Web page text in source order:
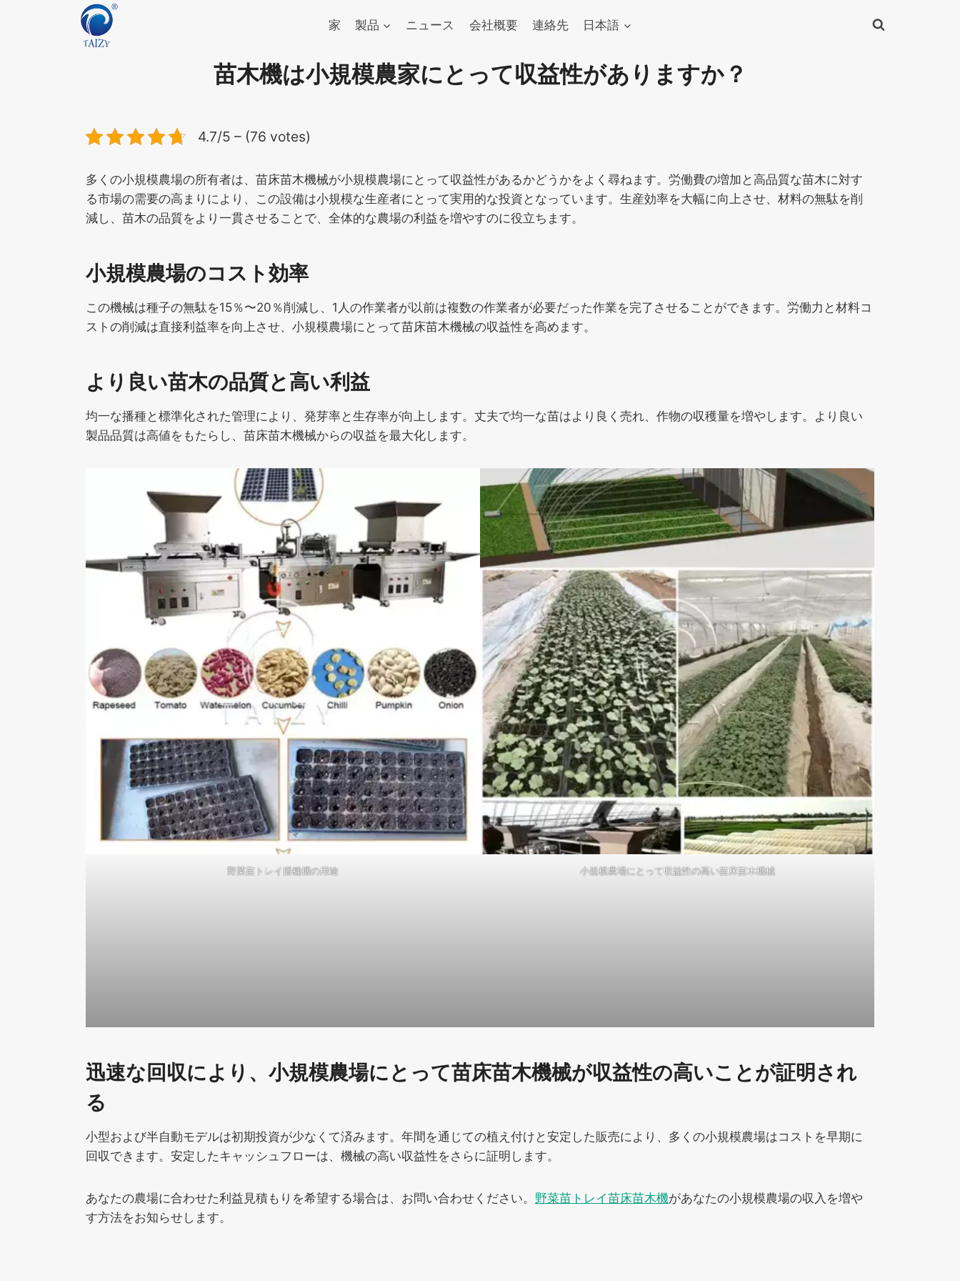
家 製品 ニュース 会社概要 連絡先 日本語
苗木機は小規模農家にとって収益性がありますか？
4.7/5 – (76 votes)
多くの小規模農場の所有者は、苗床苗木機械が小規模農場にとって収益性があるかどうかをよく尋ねます。労働費の増加と高品質な苗木に対す
る市場の需要の高まりにより、この設備は小規模な生産者にとって実用的な投資となっています。生産効率を大幅に向上させ、材料の無駄を削
減し、苗木の品質をより一貫させることで、全体的な農場の利益を増やすのに役立ちます。
小規模農場のコスト効率
この機械は種子の無駄を15％〜20％削減し、1人の作業者が以前は複数の作業者が必要だった作業を完了させることができます。労働力と材料コ
ストの削減は直接利益率を向上させ、小規模農場にとって苗床苗木機械の収益性を高めます。
より良い苗木の品質と高い利益
均一な播種と標準化された管理により、発芽率と生存率が向上します。丈夫で均一な苗はより良く売れ、作物の収穫量を増やします。より良い
製品品質は高値をもたらし、苗床苗木機械からの収益を最大化します。
野菜苗トレイ播種機の用途 小規模農場にとって収益性の高い苗床苗木機械
迅速な回収により、小規模農場にとって苗床苗木機械が収益性の高いことが証明され
る
小型および半自動モデルは初期投資が少なくて済みます。年間を通じての植え付けと安定した販売により、多くの小規模農場はコストを早期に
回収できます。安定したキャッシュフローは、機械の高い収益性をさらに証明します。
あなたの農場に合わせた利益見積もりを希望する場合は、お問い合わせください。 野菜苗トレイ苗床苗木機があなたの小規模農場の収入を増や
す方法をお知らせします。